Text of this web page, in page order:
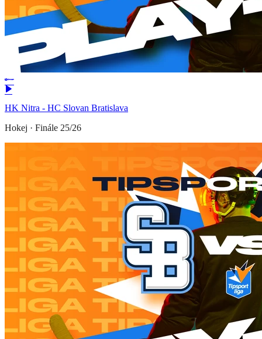
HK Nitra - HC Slovan Bratislava
Hokej · Finále 25/26